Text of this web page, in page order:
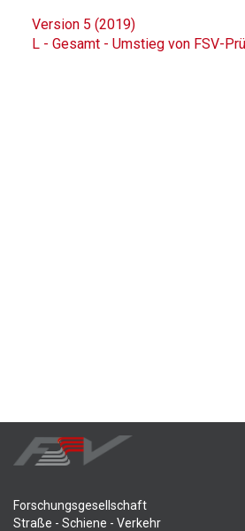
Version 5 (2019)
L - Gesamt - Umstieg von FSV-
Forschungsgesellschaft
Straße - Schiene - Verkehr